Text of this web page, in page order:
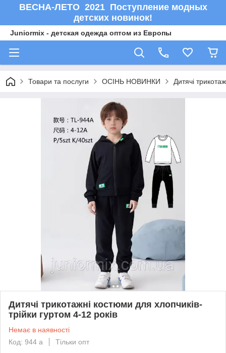
ВЕСНА-ЛЕТО 2021 Поступление модных
детских новинок!
Juniormix - детская одежда оптом из Европы
Товари та послуги ОСIНЬ НОВИНКИ Дитячі
Дитячі трикотажні костюми для хлопчиків-
трійки гуртом 4-12 років
Немає в наявності
Код: 944 а
Тільки опт